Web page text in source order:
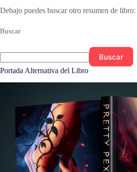
Debajo puedes buscar otro resumen de libro:
Buscar
Buscar
Portada Alternativa del Libro